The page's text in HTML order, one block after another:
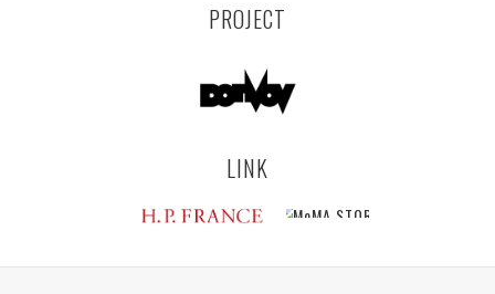
PROJECT
LINK